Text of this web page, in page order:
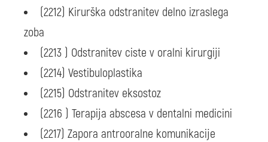
(2212) Kirurška odstranitev delno izraslega
zoba
(2213 ) Odstranitev ciste v oralni kirurgiji
(2214) Vestibuloplastika
(2215) Odstranitev eksostoz
(2216 ) Terapija abscesa v dentalni medicini
(2217) Zapora antrooralne komunikacije